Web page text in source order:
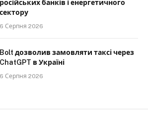
російських банків і енергетичного
сектору
6 Серпня 2026
Bolt дозволив замовляти таксі через
ChatGPT в Україні
6 Серпня 2026